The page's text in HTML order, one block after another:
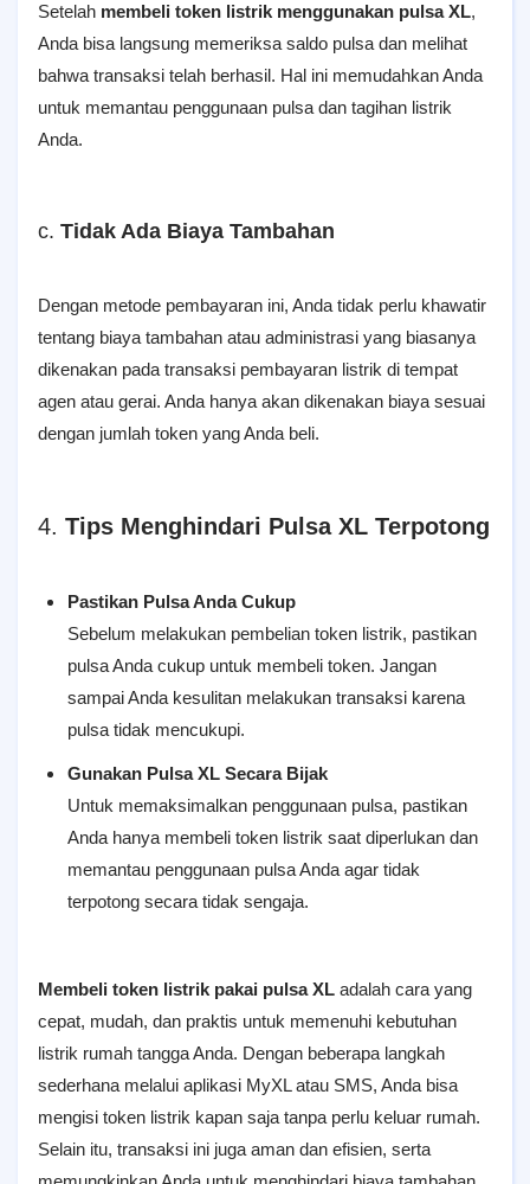
Setelah membeli token listrik menggunakan pulsa XL,
Anda bisa langsung memeriksa saldo pulsa dan melihat
bahwa transaksi telah berhasil. Hal ini memudahkan Anda
untuk memantau penggunaan pulsa dan tagihan listrik
Anda.
c. Tidak Ada Biaya Tambahan
Dengan metode pembayaran ini, Anda tidak perlu khawatir
tentang biaya tambahan atau administrasi yang biasanya
dikenakan pada transaksi pembayaran listrik di tempat
agen atau gerai. Anda hanya akan dikenakan biaya sesuai
dengan jumlah token yang Anda beli.
4. Tips Menghindari Pulsa XL Terpotong
Pastikan Pulsa Anda Cukup
Sebelum melakukan pembelian token listrik, pastikan
pulsa Anda cukup untuk membeli token. Jangan
sampai Anda kesulitan melakukan transaksi karena
pulsa tidak mencukupi.
Gunakan Pulsa XL Secara Bijak
Untuk memaksimalkan penggunaan pulsa, pastikan
Anda hanya membeli token listrik saat diperlukan dan
memantau penggunaan pulsa Anda agar tidak
terpotong secara tidak sengaja.
Membeli token listrik pakai pulsa XL adalah cara yang
cepat, mudah, dan praktis untuk memenuhi kebutuhan
listrik rumah tangga Anda. Dengan beberapa langkah
sederhana melalui aplikasi MyXL atau SMS, Anda bisa
mengisi token listrik kapan saja tanpa perlu keluar rumah.
Selain itu, transaksi ini juga aman dan efisien, serta